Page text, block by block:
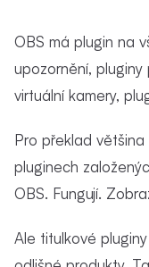
OBS má plugin na
upozornění,
virtuální kamery,
Pro překlad
pluginech
OBS. Fungují.
Ale titulkové